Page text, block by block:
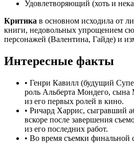
Удовлетворяющий (хоть и
Критика в основном исходила от
книги, недовольных упрощением
персонажей (Валентина, Гайде) и
Интересные факты
• Генри Кавилл (будущий
роль Альберта Мондего, сына
из его первых ролей в кино.
• Ричард Харрис, сыгравший
вскоре после завершения
из его последних работ.
• Во время съемки